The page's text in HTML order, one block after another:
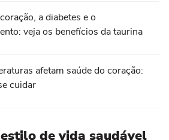
a diabetes e o
veja os benefícios da taurina
afetam saúde do coração:
cuidar
de vida saudável